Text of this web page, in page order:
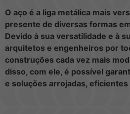
O aço é a liga metálica mais
presente de diversas formas
Devido à sua versatilidade e à
arquitetos e engenheiros por
construções cada vez mais
disso, com ele, é possível
e soluções arrojadas, eficientes